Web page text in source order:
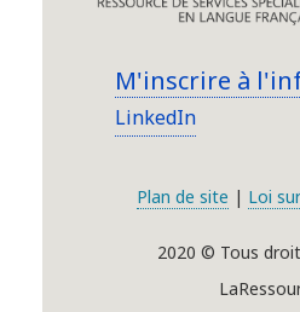
M'inscrire à
LinkedIn
Plan de site | Loi
2020 © Tous